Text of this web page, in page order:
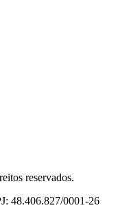
reservados.
48.406.827/0001-26